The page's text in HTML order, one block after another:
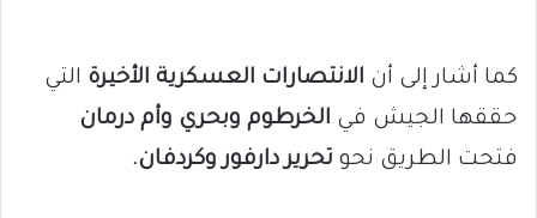
كما أشار إلى أن الانتصارات العسكرية الأخيرة التي
حققها الجيش في الخرطوم وبحري وأم درمان
فتحت الطريق نحو تحرير دارفور وكردفان.